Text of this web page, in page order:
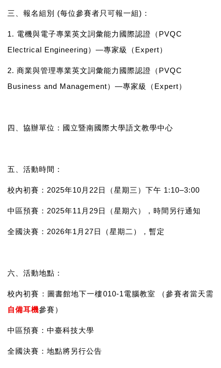
三、 報名組別 (每位參賽者只可報一組) ：
1. 電機與電子專業英文詞彙能力國際認證（ PVQC
Electrical Engineering） —專家級（ Expert）
2. 商業與管理專業英文詞彙能力國際認證（ PVQC
Business and Management） —專家級（ Expert）
四、協辦單位：國立暨南國際大學語文教學中心
五、活動時間：
校內初賽： 2025年10 月 22日 （星期三）下午 1:10–3:00
中區預賽： 2025年11 月 29日 （星期六），時間另行通知
全國決賽： 2026年1 月 27日 （星期二），暫定
六、 活動地點：
校內初賽：圖書館地下一樓010-1電腦教室
（參賽者當天需
自備耳機參賽）
中區預賽：中臺科技大學
全國決賽： 地點將另行公告